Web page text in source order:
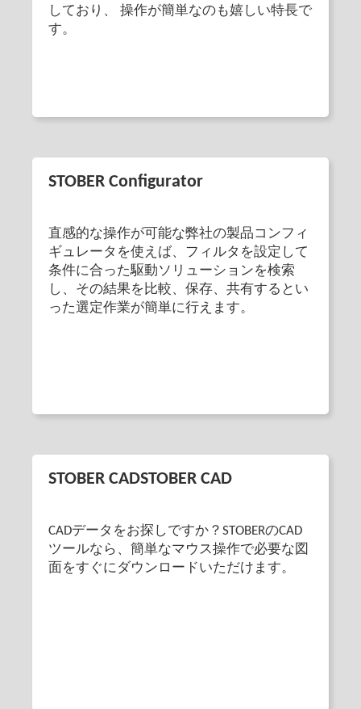
しており、 操作が簡単なのも嬉しい特長で
す。
STOBER Configurator
直感的な操作が可能な弊社の製品コンフィ
ギュレータを使えば、フィルタを設定して
条件に合った駆動ソリューションを検索
し、その結果を比較、保存、共有するとい
った選定作業が簡単に行えます。
STOBER CADSTOBER CAD
CADデータをお探しですか？STOBERのCAD
ツールなら、簡単なマウス操作で必要な図
面をすぐにダウンロードいただけます。